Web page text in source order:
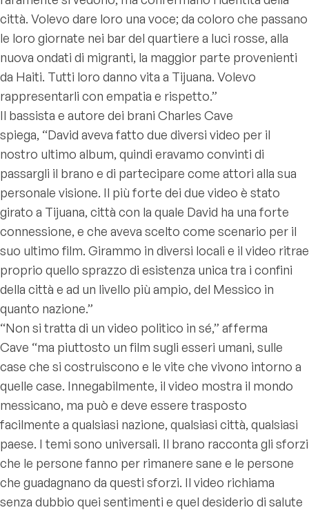
città. Volevo dare loro una voce; da coloro che passano
le loro giornate nei bar del quartiere a luci rosse, alla
nuova ondati di migranti, la maggior parte provenienti
da Haiti. Tutti loro danno vita a Tijuana. Volevo
rappresentarli con empatia e rispetto.”
Il bassista e autore dei brani Charles Cave
spiega, “David aveva fatto due diversi video per il
nostro ultimo album, quindi eravamo convinti di
passargli il brano e di partecipare come attori alla sua
personale visione. Il più forte dei due video è stato
girato a Tijuana, città con la quale David ha una forte
connessione, e che aveva scelto come scenario per il
suo ultimo film. Girammo in diversi locali e il video ritrae
proprio quello sprazzo di esistenza unica tra i confini
della città e ad un livello più ampio, del Messico in
quanto nazione.”
“Non si tratta di un video politico in sé,” afferma
Cave “ma piuttosto un film sugli esseri umani, sulle
case che si costruiscono e le vite che vivono intorno a
quelle case. Innegabilmente, il video mostra il mondo
messicano, ma può e deve essere trasposto
facilmente a qualsiasi nazione, qualsiasi città, qualsiasi
paese. I temi sono universali. Il brano racconta gli sforzi
che le persone fanno per rimanere sane e le persone
che guadagnano da questi sforzi. Il video richiama
senza dubbio quei sentimenti e quel desiderio di salute